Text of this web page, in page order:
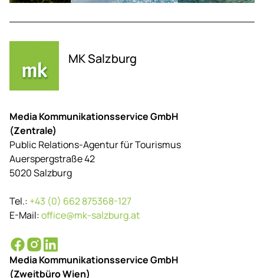
MK Salzburg
Media Kommunikationsservice GmbH
(Zentrale)
Public Relations-Agentur für Tourismus
Auerspergstraße 42
5020 Salzburg
Tel.: +43 (0) 662 875368-127
E-Mail:office@mk-salzburg.at
Media Kommunikationsservice GmbH
(Zweitbüro Wien)